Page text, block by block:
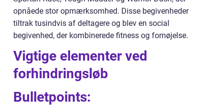
opnåede stor opmærksomhed. Disse begivenheder
tiltrak tusindvis af deltagere og blev en social
begivenhed, der kombinerede fitness og fornøjelse.
Vigtige elementer ved
forhindringsløb
Bulletpoints: